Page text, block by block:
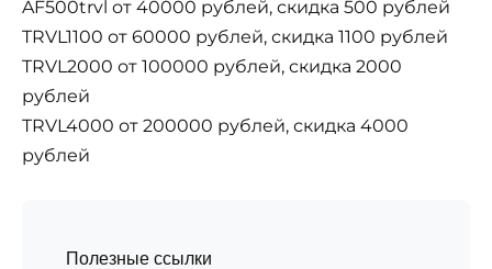
AF500trvl от 40000 рублей, скидка 500 рублей
TRVL1100 от 60000 рублей, скидка 1100 рублей
TRVL2000 от 100000 рублей, скидка 2000
рублей
TRVL4000 от 200000 рублей, скидка 4000
рублей
Полезные ссылки